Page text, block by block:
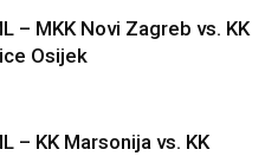
– MKK Novi Zagreb vs. KK
Osijek
– KK Marsonija vs. KK